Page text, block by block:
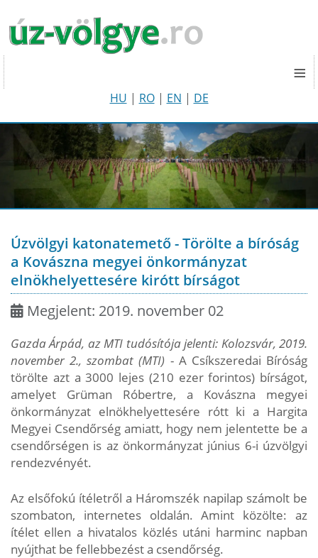
≡
HU | RO| EN | DE
Úzvölgyi katonatemető - Törölte a bíróság
a Kovászna megyei önkormányzat
elnökhelyettesére kirótt bírságot
Megjelent: 2019. november 02
Gazda Árpád, az MTI tudósítója jelenti: Kolozsvár, 2019.
november 2., szombat (MTI) - A Csíkszeredai Bíróság
törölte azt a 3000 lejes (210 ezer forintos) bírságot,
amelyet Grüman Róbertre, a Kovászna megyei
önkormányzat elnökhelyettesére rótt ki a Hargita
Megyei Csendőrség amiatt, hogy nem jelentette be a
csendőrségen is az önkormányzat június 6-i úzvölgyi
rendezvényét.
Az elsőfokú ítéletről a Háromszék napilap számolt be
szombaton, internetes oldalán. Amint közölte: az
ítélet ellen a hivatalos közlés utáni harminc napban
nyújthat be fellebbezést a csendőrség.